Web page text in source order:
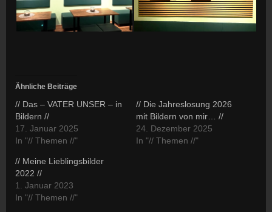
Ähnliche Beiträge
// Das – VATER UNSER – in
Bildern //
17. Januar 2025
In "// Themen //"
// Die Jahreslosung 2026
mit Bildern von mir… //
24. Dezember 2025
In "// Themen //"
// Meine Lieblingsbilder
2022 //
1. Januar 2023
In "// Themen //"